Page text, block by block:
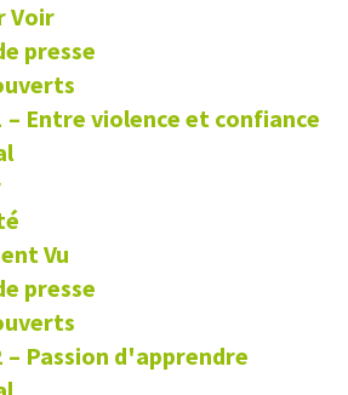
Voir
presse
– Entre violence et confiance
Vu
presse
– Passion d'apprendre